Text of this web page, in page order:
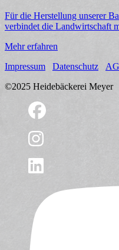
Für die Herstellung unserer
verbindet die Landwirtschaft
Mehr erfahren
Impressum
Datenschutz
©2025 Heidebäckerei Meyer